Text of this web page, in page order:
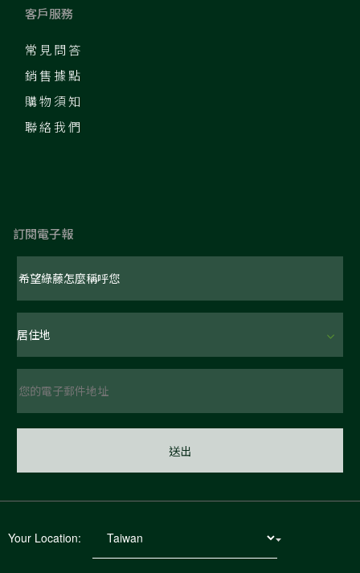
客戶服務
常見問答
銷售據點
購物須知
聯絡我們
訂閱電子報
Your Location: